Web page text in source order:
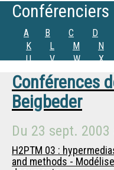
Conférenciers
A B C D
K
L M N
U
V W X
Conférences
Beigbeder
Du 23 sept. 2003
H2PTM 03 :
and methods -